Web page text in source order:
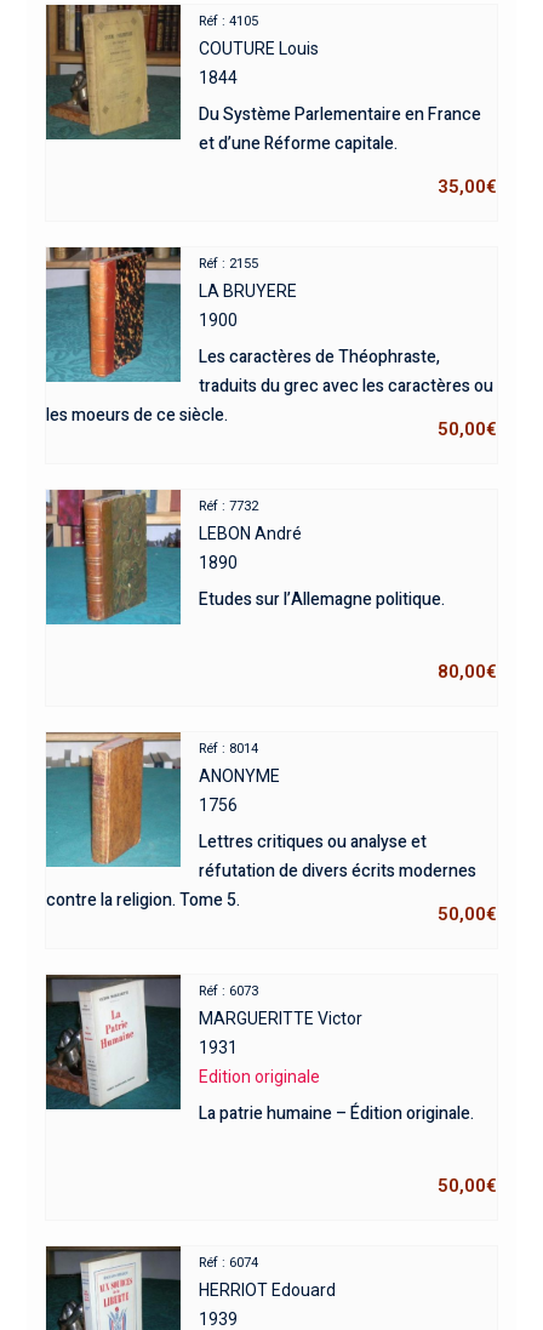
Réf : 4105
COUTURE Louis
1844
Du Système Parlementaire en France
et d’une Réforme capitale.
35,00€
Réf : 2155
LA BRUYERE
1900
Les caractères de Théophraste,
traduits du grec avec les caractères ou
les moeurs de ce siècle.
50,00€
Réf : 7732
LEBON André
1890
Etudes sur l’Allemagne politique.
80,00€
Réf : 8014
ANONYME
1756
Lettres critiques ou analyse et
réfutation de divers écrits modernes
contre la religion. Tome 5.
50,00€
Réf : 6073
MARGUERITTE Victor
1931
Edition originale
La patrie humaine – Édition originale.
50,00€
Réf : 6074
HERRIOT Edouard
1939